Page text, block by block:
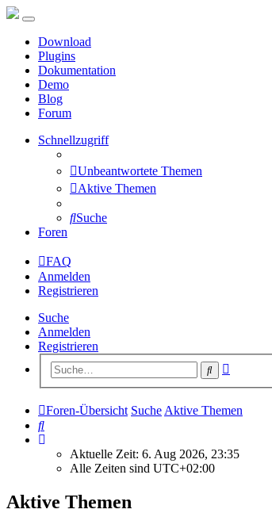
Download
Plugins
Dokumentation
Demo
Blog
Forum
Schnellzugriff
Unbeantwortete Themen
Aktive Themen
Suche
Foren
FAQ
Anmelden
Registrieren
Suche
Anmelden
Registrieren
Suche
Foren-Übersicht Suche Aktive Themen
Suche
Aktuelle Zeit: 6. Aug 2026, 23:35
Alle Zeiten sind UTC+02:00
Aktive Themen